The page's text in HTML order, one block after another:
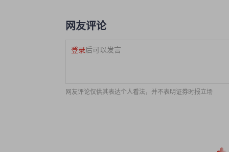
网友评论
登录后可以发言
网友评论仅供其表达个人看法，并不表明证券时报立场